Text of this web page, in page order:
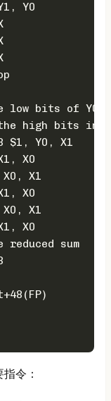
Y0
low bits of Y0.
high bits
$1, Y0, X1
X0
X0, X1
X0
X0, X1
X0
reduced sum
令：